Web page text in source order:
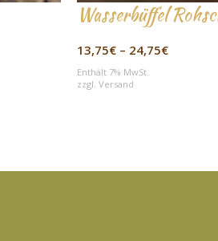
Wasserbüffel
13,75€ – 24,75€
Enthält 7% MwSt.
zzgl. Versand